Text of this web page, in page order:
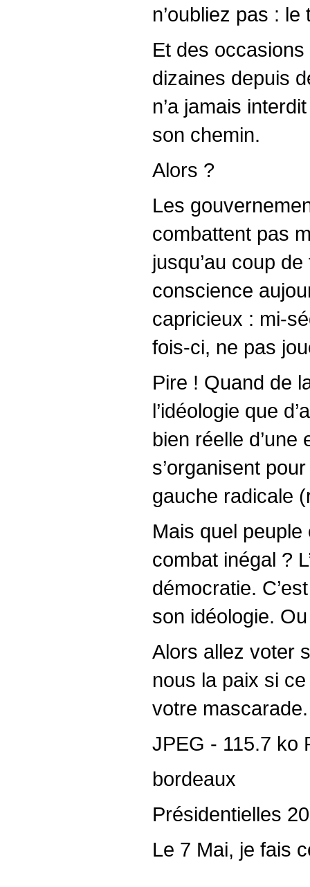
n’oubliez pas :
Et des
dizaines depuis
n’a jamais
son chemin.
Alors ?
Les
combattent pas
jusqu’au coup
conscience
capricieux : mi-
fois-ci, ne pas
Pire ! Quand de
l’idéologie que
bien réelle
s’organisent
gauche radicale
Mais quel
combat inégal ?
démocratie.
son idéologie.
Alors allez voter
nous la paix si
votre mascarade.
JPEG - 115.7 ko
bordeaux
Présidentielles
Le 7 Mai, je fais